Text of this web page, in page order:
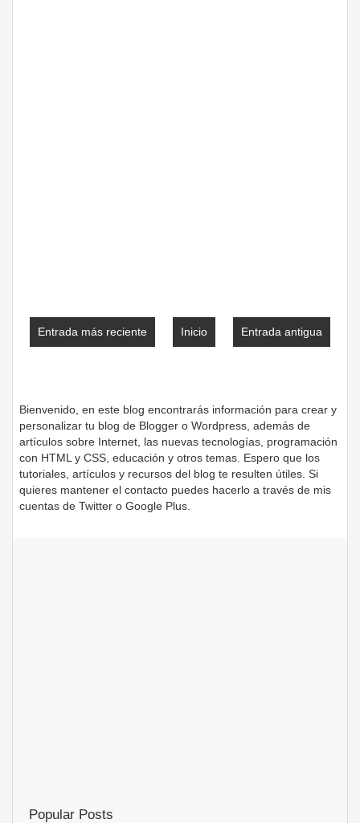
Entrada más reciente Entrada antigua
Inicio
Bienvenido, en este blog encontrarás información para crear y
personalizar tu blog de Blogger o Wordpress, además de
artículos sobre Internet, las nuevas tecnologías, programación
con HTML y CSS, educación y otros temas. Espero que los
tutoriales, artículos y recursos del blog te resulten útiles. Si
quieres mantener el contacto puedes hacerlo a través de mis
cuentas de Twitter o Google Plus.
Popular Posts